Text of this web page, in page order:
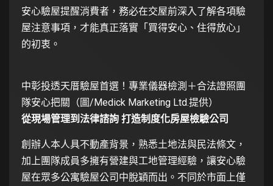
安心驗屋提醒消費者，務必在交屋前深入了解各項驗
屋注意事項，才能真正落實「買得安心、住得放心」
的初衷。
中彰投透天厝驗屋首選！專業儀器檢測＋合法證照團
隊安心把關（圖/Medick Marketing Ltd.提供）
從現場管理到法律諮詢 打造制度化房屋檢驗公司
創辦人本人具不動產背景，熟悉土地法與民法條文，
加上團隊成員多擁有營建與工地管理經驗，讓安心驗
屋在眾多公寓驗屋公司中脫穎而出。不同於市面上僅